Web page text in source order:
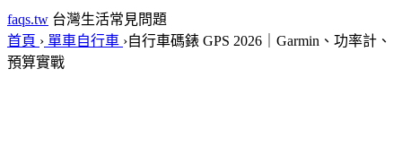
faqs.tw 台灣生活常見問題
首頁 › 單車自行車 ›自行車碼錶 GPS 2026｜Garmin、功率計、
預算實戰